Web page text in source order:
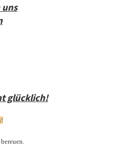
glücklich!